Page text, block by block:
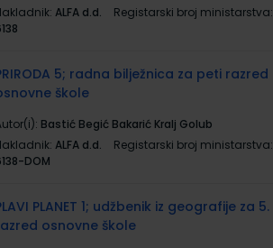
ALFA d.d.
Registarski broj ministarstva:
5; radna bilježnica za peti razred
škole
Bastić Begić Bakarić Kralj Golub
ALFA d.d.
Registarski broj ministarstva:
DOM
PLANET 1; udžbenik iz geografije za 5.
osnovne škole